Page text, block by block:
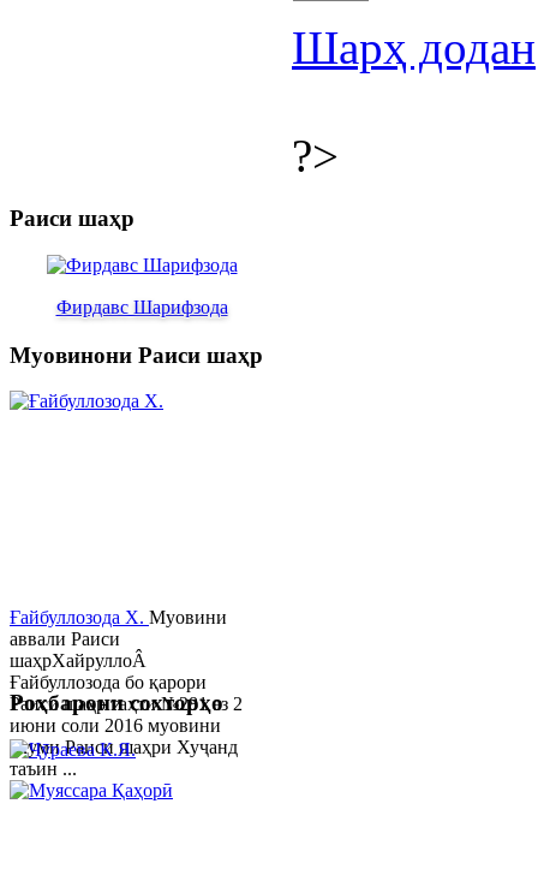
Шарҳ додан
?>
Раиси шаҳр
Фирдавс Шарифзода
Муовинони Раиси шаҳр
Ғайбуллозода Х. Муовини
аввали Раиси
шаҳрХайруллоÂ
Ғайбуллозода бо қарори
Раиси шаҳр таҳти №281 аз 2
июни соли 2016 муовини
якуми Раиси шаҳри Хуҷанд
таъин ...
Роҳбарони сохторҳо